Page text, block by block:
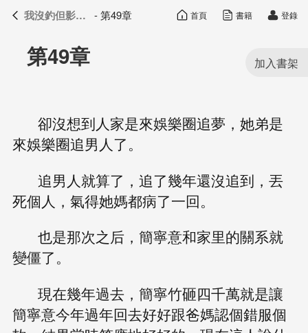
我沒釣但影帝真香了 目錄
第49章
卻沒想到人家是來娛樂圈追夢，她弟是
來娛樂圈追男人了。
追男人就算了，追了幾年還沒追到，丟
死個人，氣得她媽都病了一回。
也是那次之后，簡寧意和家里的關系就
變僵了。
現在幾年過去，簡寧竹砸四千萬就是讓
簡寧意今年過年回去好好跟爸媽認個錯服個
我沒釣但影帝真香了 - 第49章 首頁 書籍 登錄